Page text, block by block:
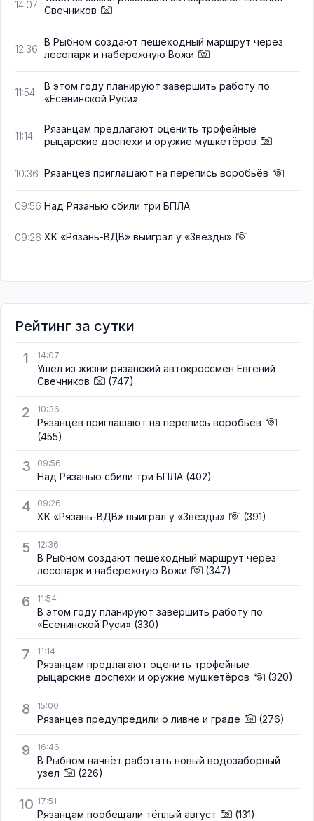
14:07
Свечников
12:36
В Рыбном создают пешеходный маршрут через
лесопарк и набережную Вожи
11:54
В этом году планируют завершить работу по
«Есенинской Руси»
11:14
Рязанцам предлагают оценить трофейные
рыцарские доспехи и оружие мушкетёров
10:36 Рязанцев приглашают на перепись воробьёв
09:56 Над Рязанью сбили три БПЛА
09:26 ХК «Рязань-ВДВ» выиграл у «Звезды»
Рейтинг за сутки
1
14:07
Ушёл из жизни рязанский автокроссмен Евгений
Свечников
(747)
2 10:36
Рязанцев приглашают на перепись воробьёв
(455)
3 09:56
Над Рязанью сбили три БПЛА (402)
4 09:26
ХК «Рязань-ВДВ» выиграл у «Звезды» (391)
5 12:36
В Рыбном создают пешеходный маршрут через
лесопарк и набережную Вожи
(347)
6 11:54
В этом году планируют завершить работу по
«Есенинской Руси» (330)
7 11:14
Рязанцам предлагают оценить трофейные
рыцарские доспехи и оружие мушкетёров
(320)
8 15:00
Рязанцев предупредили о ливне и граде (276)
9 16:46
В Рыбном начнёт работать новый водозаборный
узел
(226)
10 17:51
Рязанцам пообещали тёплый август (131)